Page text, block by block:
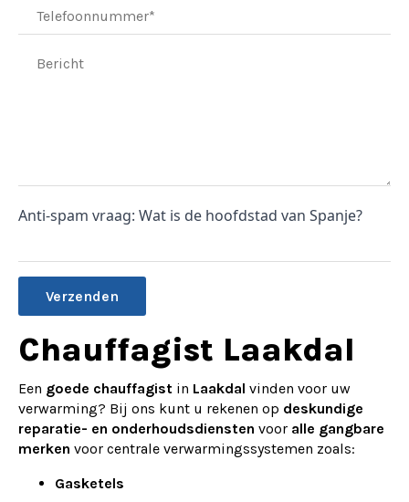
Anti-spam vraag: Wat is de hoofdstad van Spanje?
Alternative:
Chauffagist Laakdal
Een goede chauffagist in Laakdal vinden voor uw
verwarming? Bij ons kunt u rekenen op deskundige
reparatie- en onderhoudsdiensten voor alle gangbare
merken voor centrale verwarmingssystemen zoals:
Gasketels